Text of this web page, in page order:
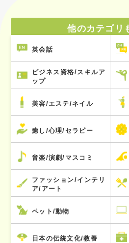
他のカテゴリ
英会話
ビジネス資格/スキルア
ップ
美容/エステ/ネイル
癒し/心理/セラピー
音楽/演劇/マスコミ
ファッション/インテリ
ア/アート
ペット/動物
日本の伝統文化/教養